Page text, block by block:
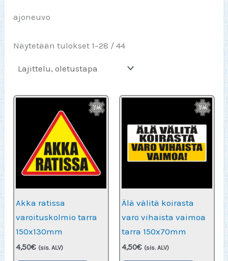
ajoneuvo
Näytetään tulokset 1–28 / 44
Akka ratissa
varoituskolmio tarra
150x130mm
4,50€ (sis. ALV)
Älä välitä koirasta
varo vihaista vaimoa
tarra 150x70mm
4,50€ (sis. ALV)